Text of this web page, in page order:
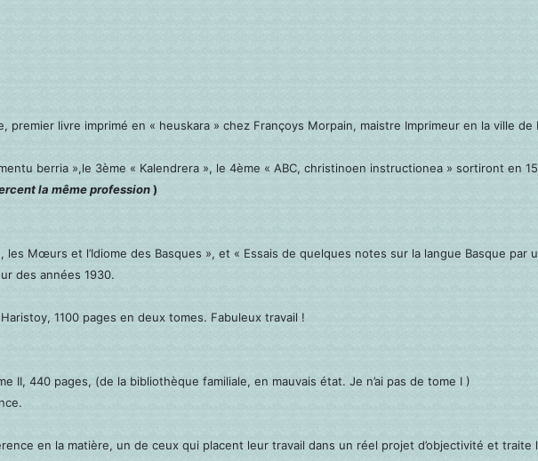
premier livre imprimé en « heuskara » chez Françoys Morpain, maistre Imprimeur en la ville
berria »,le 3ème « Kalendrera », le 4ème « ABC, christinoen instructionea » sortiront en
la même profession)
les Mœurs et l’Idiome des Basques », et « Essais de quelques notes sur la langue Basque par
des années 1930.
1100 pages en deux tomes. Fabuleux travail !
II, 440 pages, (de la bibliothèque familiale, en mauvais état. Je n’ai pas de tome I )
en la matière, un de ceux qui placent leur travail dans un réel projet d’objectivité et traite